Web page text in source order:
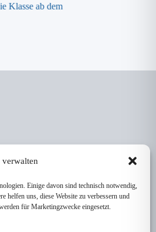
Einige davon sind technisch notwendig,
helfen uns, diese Website zu verbessern und
für Marketingzwecke eingesetzt.
Klasse ab dem